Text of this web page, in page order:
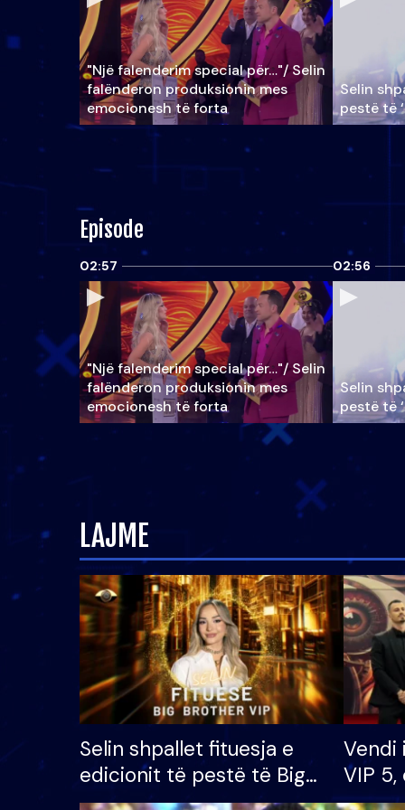
"Një falenderim special për…"/ Selin
falënderon produksionin mes
emocionesh të forta
Selin
pestë të
Episode
02:57
"Një falenderim special për…"/ Selin
falënderon produksionin mes
emocionesh të forta
02:56
Selin
pestë të
LAJME
Selin shpallet fituesja e
edicionit të pestë të Big
Brother VIP, rrëmben
Vendi
VIP